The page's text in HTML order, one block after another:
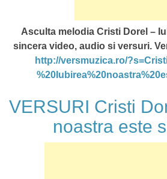
Asculta melodia Cristi Dorel –
sincera video, audio si versuri.
http://versmuzica.ro/
VERSURI Cristi
noastra este